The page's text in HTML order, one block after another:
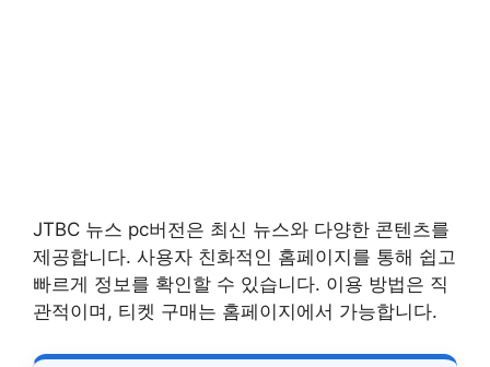
JTBC 뉴스 pc버전은 최신 뉴스와 다양한 콘텐츠를
제공합니다. 사용자 친화적인 홈페이지를 통해 쉽고
빠르게 정보를 확인할 수 있습니다. 이용 방법은 직
관적이며, 티켓 구매는 홈페이지에서 가능합니다.